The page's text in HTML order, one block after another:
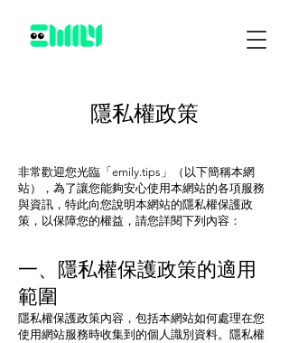
隱私權政策
非常歡迎您光臨「emily.tips」（以下簡稱本網
站），為了讓您能夠安心使用本網站的各項服務
與資訊，特此向您說明本網站的隱私權保護政
策，以保障您的權益，請您詳閱下列內容：
一、隱私權保護政策的適用
範圍
隱私權保護政策內容，包括本網站如何處理在您
使用網站服務時收集到的個人識別資料。隱私權